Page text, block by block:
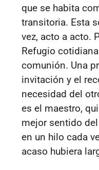
que se habita
transitoria. Esta
vez, acto a acto.
Refugio
comunión. Una
invitación y el
necesidad del
es el maestro,
mejor sentido
en un hilo cada
acaso hubiera